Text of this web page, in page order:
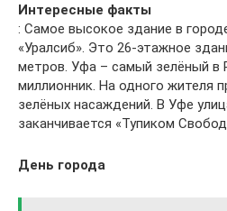
Интересные факты
: Самое высокое здание в
«Уралсиб». Это 26-этажное
метров. Уфа – самый зелёный в
миллионник. На одного жителя
зелёных насаждений. В Уфе
заканчивается «Тупиком
День города